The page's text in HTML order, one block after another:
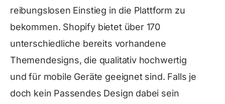
reibungslosen Einstieg in die Plattform zu
bekommen. Shopify bietet über 170
unterschiedliche bereits vorhandene
Themendesigns, die qualitativ hochwertig
und für mobile Geräte geeignet sind. Falls je
doch kein Passendes Design dabei sein